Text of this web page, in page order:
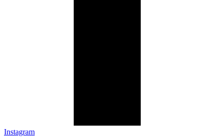
Instagram